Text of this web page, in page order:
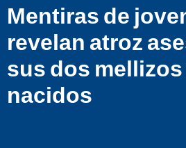
Mentiras de
revelan atroz
sus dos
nacidos